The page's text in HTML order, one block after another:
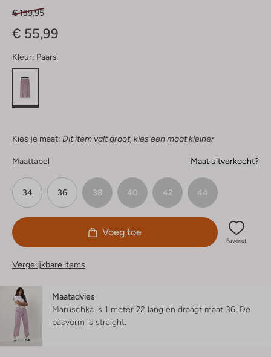
€ 139,95
€ 55,99
Kleur: Paars
Kies je maat: Dit item valt groot, kies een maat kleiner
Maattabel Maat uitverkocht?
34 36 38 40 42 44
Voeg toe
Favoriet
Vergelijkbare items
Maatadvies
Maruschka is 1 meter 72 lang en draagt maat 36. De
pasvorm is straight